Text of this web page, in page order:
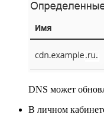
DNS может
В личном